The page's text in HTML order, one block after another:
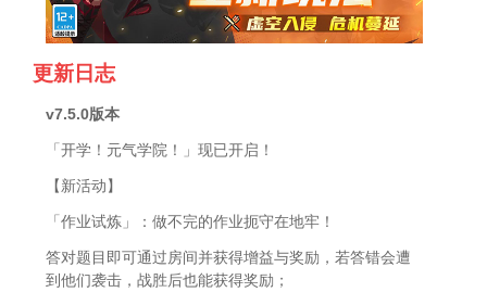
更新日志
v7.5.0版本
「开学！元气学院！」现已开启！
【新活动】
「作业试炼」：做不完的作业扼守在地牢！
答对题目即可通过房间并获得增益与奖励，若答错会遭
到他们袭击，战胜后也能获得奖励；